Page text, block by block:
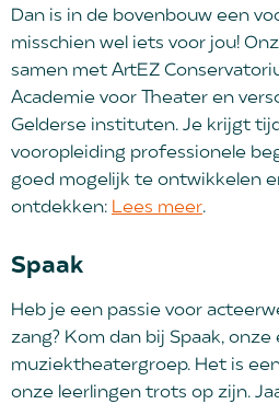
Dan is in de bovenbouw een
misschien wel iets voor jou!
samen met ArtEZ
Academie voor Theater en
Gelderse instituten. Je krijgt
vooropleiding professionele
goed mogelijk te ontwikkelen
ontdekken: Lees meer.
Spaak
Heb je een passie voor
zang? Kom dan bij Spaak, onze
muziektheatergroep. Het is
onze leerlingen trots op zijn.